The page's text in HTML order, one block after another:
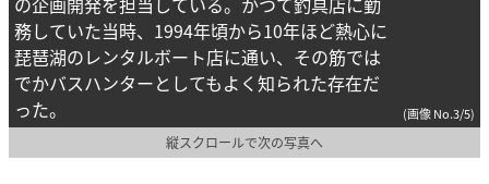
務していた当時、1994年頃から10年ほど熱心に
琵琶湖のレンタルボート店に通い、その筋では
でかバスハンターとしてもよく知られた存在だ
った。
(画像 No.3/5)
縦スクロールで次の写真へ